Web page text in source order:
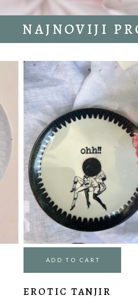
NAJNOVIJI
ADD TO CART
BLA,BLA TANJIR ZA